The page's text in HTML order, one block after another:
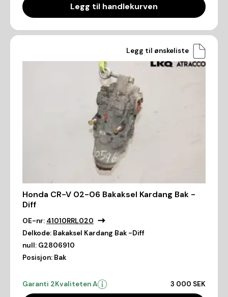
Legg til handlekurven
Legg til ønskeliste
Honda CR-V 02-06 Bakaksel Kardang Bak -
Diff
OE-nr: 41010RRL020
Delkode: Bakaksel Kardang Bak -Diff
null: G2806910
Posisjon: Bak
Garanti 2Kvaliteten A 3 000 SEK